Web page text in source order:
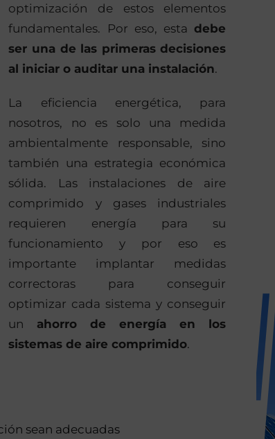
optimización de estos elementos
fundamentales. Por eso, estadebe
ser una de las primeras decisiones
al iniciar o auditar una instalación.
La eficiencia energética, para
nosotros, no es solo una medida
ambientalmente responsable, sino
también una estrategia económica
sólida. Las instalaciones de aire
comprimido y gases industriales
requieren energía para su
funcionamiento y por eso es
importante implantar medidas
correctoras para conseguir
optimizar cada sistema y conseguir
un ahorro de energía en los
sistemas de aire comprimido.
sean adecuadas